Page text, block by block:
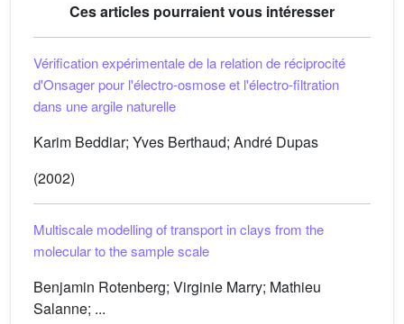
Ces articles pourraient vous intéresser
Vérification expérimentale de la relation de réciprocité
d'Onsager pour l'électro-osmose et l'électro-filtration
dans une argile naturelle
Karim Beddiar; Yves Berthaud; André Dupas
(2002)
Multiscale modelling of transport in clays from the
molecular to the sample scale
Benjamin Rotenberg; Virginie Marry; Mathieu
Salanne; ...